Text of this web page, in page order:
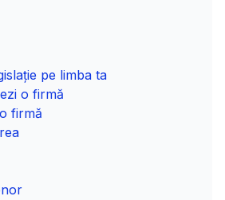
pe limba ta
o firmă
firmă